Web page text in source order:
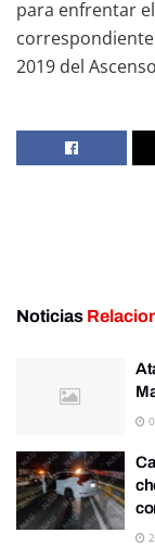
para enfrentar
2019 del
Noticias